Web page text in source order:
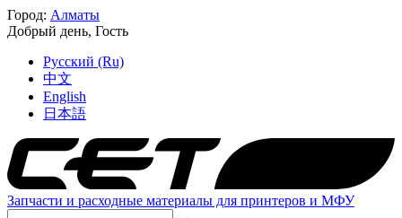
Город: Алматы
Добрый день, Гость
Русский (Ru)
中文
English
日本語
Запчасти и расходные материалы для принтеров и МФУ